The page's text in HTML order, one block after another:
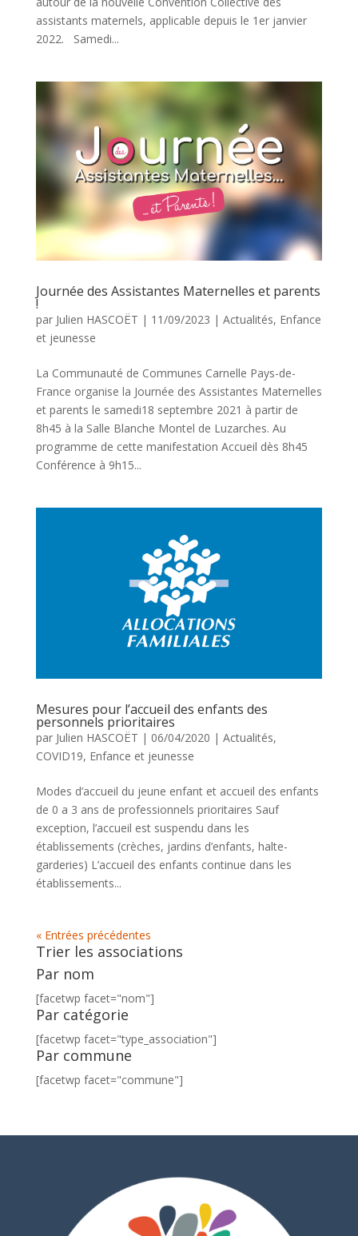
assistants maternels, applicable depuis le 1er janvier
2022. Samedi...
Journée des Assistantes Maternelles et parents
!
par Julien HASCOËT | 11/09/2023 | Actualités, Enfance
et jeunesse
La Communauté de Communes Carnelle Pays-de-
France organise la Journée des Assistantes Maternelles
et parents le samedi18 septembre 2021 à partir de
8h45 à la Salle Blanche Montel de Luzarches. Au
programme de cette manifestation Accueil dès 8h45
Conférence à 9h15...
Mesures pour l’accueil des enfants des
personnels prioritaires
par Julien HASCOËT | 06/04/2020 | Actualités,
COVID19, Enfance et jeunesse
Modes d’accueil du jeune enfant et accueil des enfants
de 0 a 3 ans de professionnels prioritaires Sauf
exception, l’accueil est suspendu dans les
établissements (crèches, jardins d’enfants, halte-
garderies) L’accueil des enfants continue dans les
établissements...
« Entrées précédentes
Trier les associations
Par nom
[facetwp facet="nom"]
Par catégorie
[facetwp facet="type_association"]
Par commune
[facetwp facet="commune"]